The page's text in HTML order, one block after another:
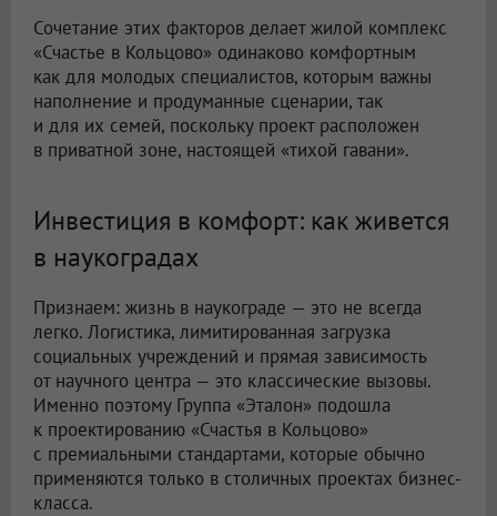
Сочетание этих факторов делает жилой комплекс
«Счастье в Кольцово» одинаково комфортным
как для молодых специалистов, которым важны
наполнение и продуманные сценарии, так
и для их семей, поскольку проект расположен
в приватной зоне, настоящей «тихой гавани».
Инвестиция в комфорт: как живется
в наукоградах
Признаем: жизнь в наукограде — это не всегда
легко. Логистика, лимитированная загрузка
социальных учреждений и прямая зависимость
от научного центра — это классические вызовы.
Именно поэтому Группа «Эталон» подошла
к проектированию «Счастья в Кольцово»
с премиальными стандартами, которые обычно
применяются только в столичных проектах бизнес-
класса.